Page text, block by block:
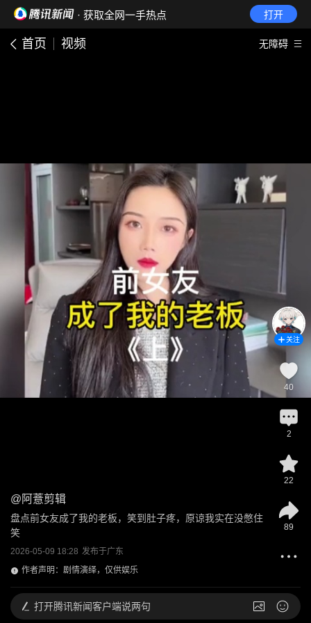
· 获取全网一手热点 打开
首页 视频 无障碍
@ 阿薏剪辑
盘点前女友成了我的老板，笑到肚子疼，原谅我实在没憋住
笑
2026-05-09 18:28 发布于广东
作者声明：剧情演绎，仅供娱乐
关注
40
2
22
89
打开腾讯新闻客户端说两句